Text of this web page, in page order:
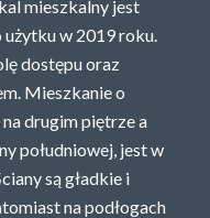
mieszkalny jest
w 2019 roku.
dostępu oraz
Mieszkanie o
drugim piętrze a
południowej, jest w
są gładkie i
na podłogach